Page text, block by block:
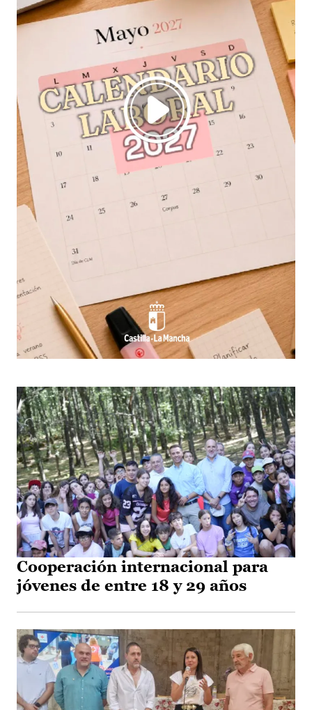
Cooperación internacional para
jóvenes de entre 18 y 29 años